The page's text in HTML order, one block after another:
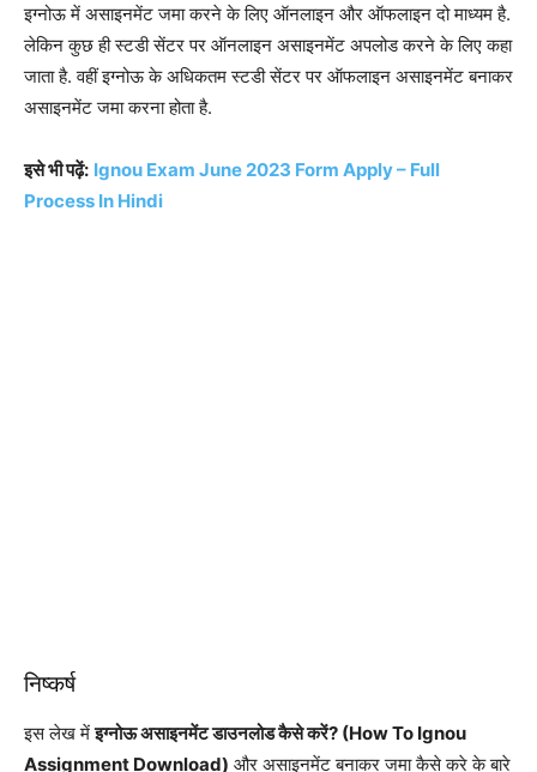
इग्नोऊ में असाइनमेंट जमा करने के लिए ऑनलाइन और ऑफलाइन दो माध्यम है.
लेकिन कुछ ही स्टडी सेंटर पर ऑनलाइन असाइनमेंट अपलोड करने के लिए कहा
जाता है. वहीं इग्नोऊ के अधिकतम स्टडी सेंटर पर ऑफलाइन असाइनमेंट बनाकर
असाइनमेंट जमा करना होता है.
इसे भी पढ़ें: Ignou Exam June 2023 Form Apply – Full
Process In Hindi
निष्कर्ष
इस लेख मेंइग्नोऊ असाइनमेंट डाउनलोड कैसे करें? (How To Ignou
Assignment Download) और असाइनमेंट बनाकर जमा कैसे करे के बारे